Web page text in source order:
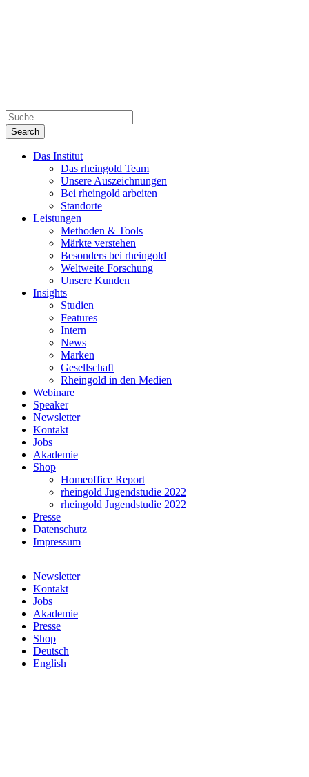
Das Institut
Das rheingold Team
Unsere Auszeichnungen
Bei rheingold arbeiten
Standorte
Leistungen
Methoden & Tools
Märkte verstehen
Besonders bei rheingold
Weltweite Forschung
Unsere Kunden
Insights
Studien
Features
Intern
News
Marken
Gesellschaft
Rheingold in den Medien
Webinare
Speaker
Newsletter
Kontakt
Jobs
Akademie
Shop
Homeoffice Report
rheingold Jugendstudie 2022
rheingold Jugendstudie 2022
Presse
Datenschutz
Impressum
Newsletter
Kontakt
Jobs
Akademie
Presse
Shop
Deutsch
English